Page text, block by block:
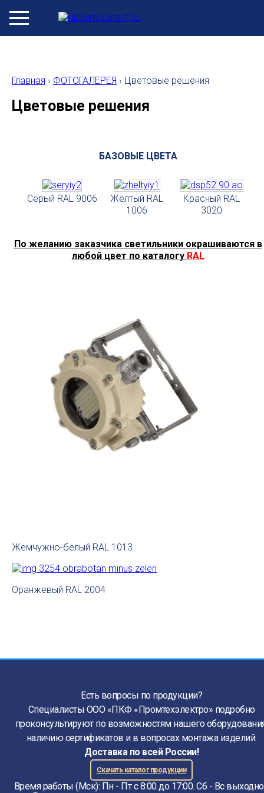
Главная › ФОТОГАЛЕРЕЯ › Цветовые решения
Цветовые решения
БАЗОВЫЕ ЦВЕТА
Серый RAL 9006
Жёлтый RAL
1006
Красный RAL
3020
По желанию заказчика светильники окрашиваются в
любой цвет по каталогу RAL
Жемчужно-белый RAL 1013
Оранжевый RAL 2004
Есть вопросы по продукции?
Специалисты ООО «ПКФ «Промтехэлектро» подробно
проконсультируют по возможностям нашего
наличию сертификатов и в вопросах монтажа изделий.
Доставка по всей России!
Скачать каталог продукции
Время работы (Мск): Пн - Пт с 8:00 до 17:00. Сб - Вс